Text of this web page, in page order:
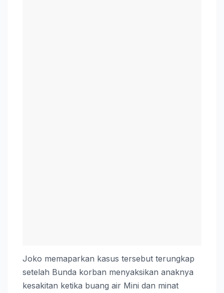
Joko memaparkan kasus tersebut terungkap
setelah Bunda korban menyaksikan anaknya
kesakitan ketika buang air Mini dan minat